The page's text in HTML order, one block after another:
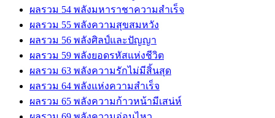
ผลรวม 54 พลังมหาราชาความสำเร็จ
ผลรวม 55 พลังความสุขสมหวัง
ผลรวม 56 พลังศิลป์และปัญญา
ผลรวม 59 พลังยอดรหัสแห่งชีวิต
ผลรวม 63 พลังความรักไม่มีสิ้นสุด
ผลรวม 64 พลังแห่งความสำเร็จ
ผลรวม 65 พลังความก้าวหน้ามีเสน่ห์